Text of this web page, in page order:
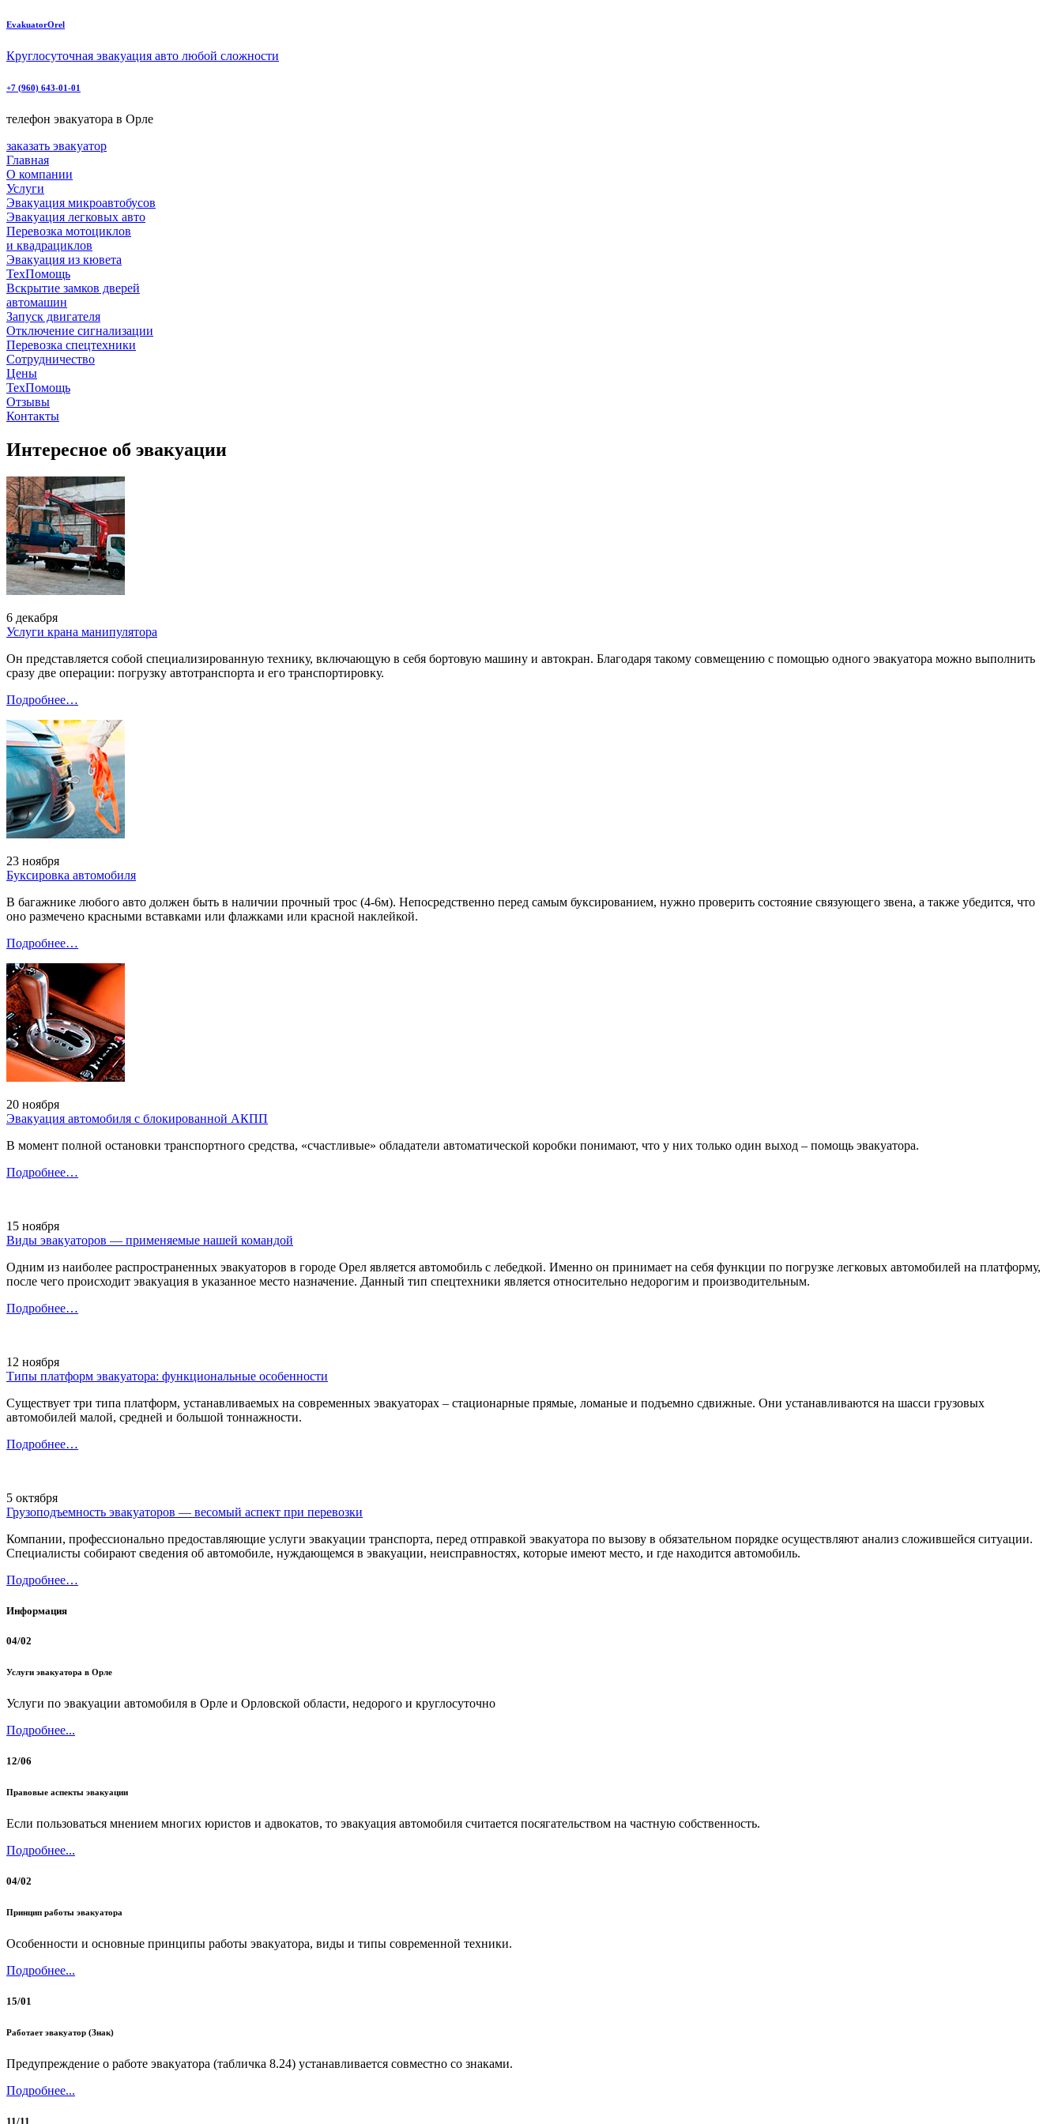
EvakuatorOrel
Круглосуточная эвакуация авто любой сложности
+7 (960) 643-01-01
телефон эвакуатора в Орле
заказать эвакуатор
Главная
О компании
Услуги
Эвакуация микроавтобусов
Эвакуация легковых авто
Перевозка мотоциклов
и квадрациклов
Эвакуация из кювета
ТехПомощь
Вскрытие замков дверей
автомашин
Запуск двигателя
Отключение сигнализации
Перевозка спецтехники
Сотрудничество
Цены
ТехПомощь
Отзывы
Контакты
Интересное об эвакуации
6 декабря
Услуги крана манипулятора
Он представляется собой специализированную технику, включающую в себя бортовую машину и автокран. Благодаря такому совмещению с помощью одного эвакуатора можно выполнить
сразу две операции: погрузку автотранспорта и его транспортировку.
Подробнее…
23 ноября
Буксировка автомобиля
В багажнике любого авто должен быть в наличии прочный трос (4-6м). Непосредственно перед самым буксированием, нужно проверить состояние связующего звена, а также убедится, что
оно размечено красными вставками или флажками или красной наклейкой.
Подробнее…
20 ноября
Эвакуация автомобиля с блокированной АКПП
В момент полной остановки транспортного средства, «счастливые» обладатели автоматической коробки понимают, что у них только один выход – помощь эвакуатора.
Подробнее…
15 ноября
Виды эвакуаторов — применяемые нашей командой
Одним из наиболее распространенных эвакуаторов в городе Орел является автомобиль с лебедкой. Именно он принимает на себя функции по погрузке легковых автомобилей на платформу,
после чего происходит эвакуация в указанное место назначение. Данный тип спецтехники является относительно недорогим и производительным.
Подробнее…
12 ноября
Типы платформ эвакуатора: функциональные особенности
Существует три типа платформ, устанавливаемых на современных эвакуаторах – стационарные прямые, ломаные и подъемно сдвижные. Они устанавливаются на шасси грузовых
автомобилей малой, средней и большой тоннажности.
Подробнее…
5 октября
Грузоподъемность эвакуаторов — весомый аспект при перевозки
Компании, профессионально предоставляющие услуги эвакуации транспорта, перед отправкой эвакуатора по вызову в обязательном порядке осуществляют анализ сложившейся ситуации.
Специалисты собирают сведения об автомобиле, нуждающемся в эвакуации, неисправностях, которые имеют место, и где находится автомобиль.
Подробнее…
Информация
04/02
Услуги эвакуатора в Орле
Услуги по эвакуации автомобиля в Орле и Орловской области, недорого и круглосуточно
Подробнее...
12/06
Правовые аспекты эвакуации
Если пользоваться мнением многих юристов и адвокатов, то эвакуация автомобиля считается посягательством на частную собственность.
Подробнее...
04/02
Принцип работы эвакуатора
Особенности и основные принципы работы эвакуатора, виды и типы современной техники.
Подробнее...
15/01
Работает эвакуатор (Знак)
Предупреждение о работе эвакуатора (табличка 8.24) устанавливается совместно со знаками.
Подробнее...
11/11